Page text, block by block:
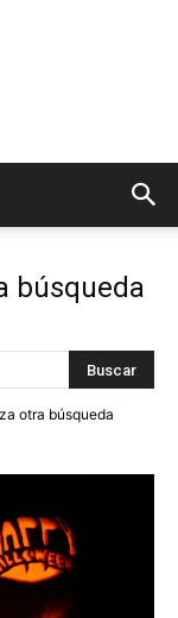
búsqueda
otra búsqueda